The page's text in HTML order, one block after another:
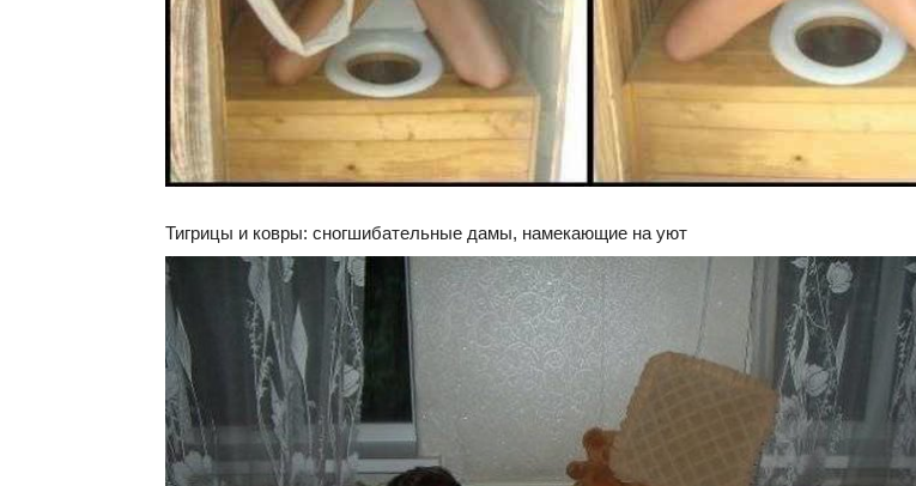
Тигрицы и ковры: cногшибательные дамы, намекающие на уют